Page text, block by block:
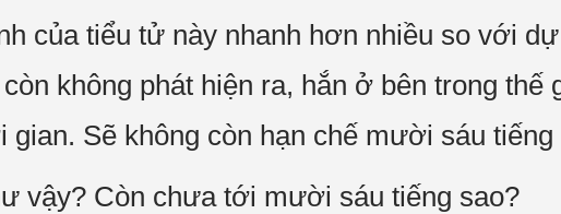
của tiểu tử này nhanh hơn nhiều so với
không phát hiện ra, hắn ở bên trong thế
Sẽ không còn hạn chế mười sáu tiếng
vậy? Còn chưa tới mười sáu tiếng sao?